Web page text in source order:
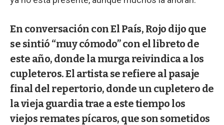
En conversación con El País, Rojo dijo que
se sintió “muy cómodo” con el libreto de
este año, donde la murga reivindica a los
cupleteros. El artista se refiere al pasaje
final del repertorio, donde un cupletero de
la vieja guardia trae a este tiempo los
viejos remates pícaros, que son sometidos